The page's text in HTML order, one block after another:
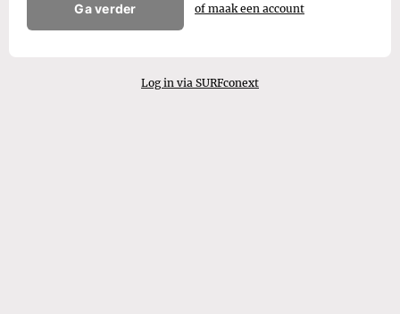
Ga verder of maak een account
Log in via SURFconext